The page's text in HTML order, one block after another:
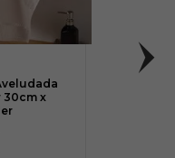
30cm x